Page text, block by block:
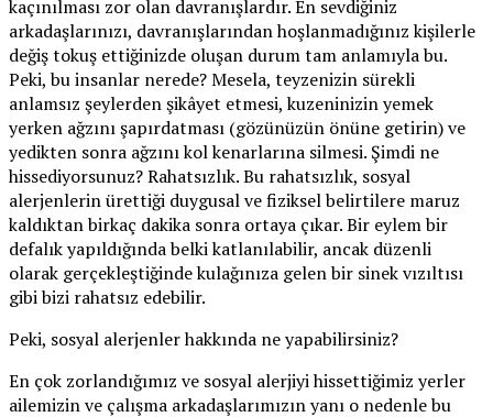
kaçınılması zor olan davranışlardır. En sevdiğiniz
arkadaşlarınızı, davranışlarından hoşlanmadığınız kişilerle
değiş tokuş ettiğinizde oluşan durum tam anlamıyla bu.
Peki, bu insanlar nerede? Mesela, teyzenizin sürekli
anlamsız şeylerden şikâyet etmesi, kuzeninizin yemek
yerken ağzını şapırdatması (gözünüzün önüne getirin) ve
yedikten sonra ağzını kol kenarlarına silmesi. Şimdi ne
hissediyorsunuz? Rahatsızlık. Bu rahatsızlık, sosyal
alerjenlerin ürettiği duygusal ve fiziksel belirtilere maruz
kaldıktan birkaç dakika sonra ortaya çıkar. Bir eylem bir
defalık yapıldığında belki katlanılabilir, ancak düzenli
olarak gerçekleştiğinde kulağınıza gelen bir sinek vızıltısı
gibi bizi rahatsız edebilir.
Peki, sosyal alerjenler hakkında ne yapabilirsiniz?
En çok zorlandığımız ve sosyal alerjiyi hissettiğimiz yerler
ailemizin ve çalışma arkadaşlarımızın yanı o nedenle bu